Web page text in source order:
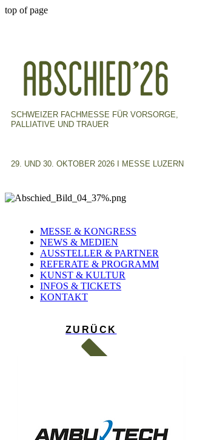
top of page
SCHWEIZER FACHMESSE FÜR VORSORGE,
PALLIATIVE UND TRAUER
29. UND 30. OKTOBER 2026 I MESSE LUZERN
MESSE & KONGRESS
NEWS & MEDIEN
AUSSTELLER & PARTNER
REFERATE & PROGRAMM
KUNST & KULTUR
INFOS & TICKETS
KONTAKT
ZURÜCK